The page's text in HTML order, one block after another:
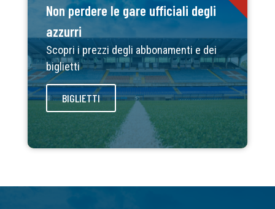
Non perdere le gare ufficiali degli
azzurri
Scopri i prezzi degli abbonamenti e dei
biglietti
BIGLIETTI